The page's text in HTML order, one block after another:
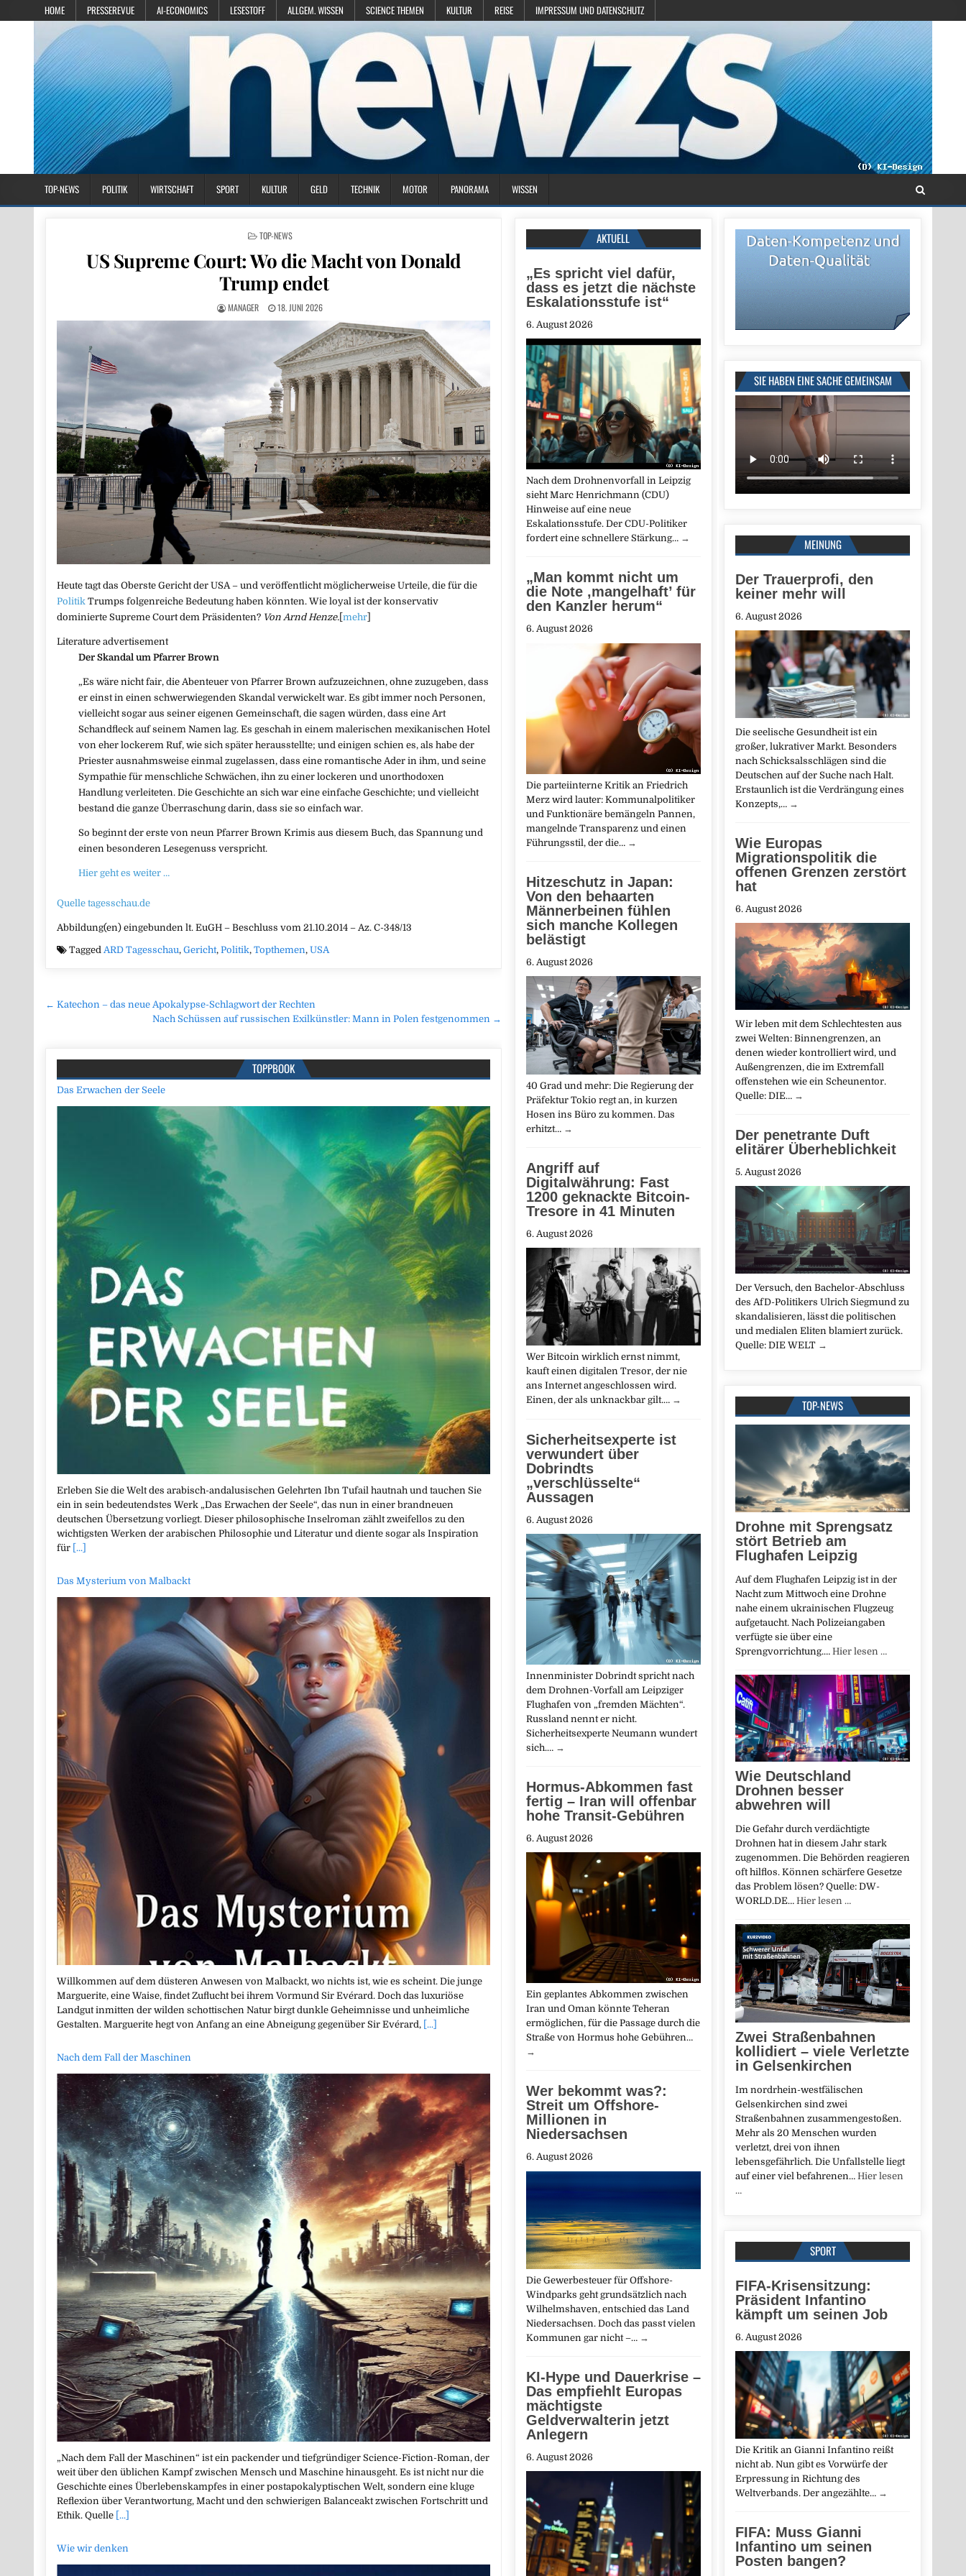
HOME PRESSEREVUE AI-ECONOMICS LESESTOFF ALLGEM. WISSEN SCIENCE THEMEN KULTUR REISE IMPRESSUM UND DATENSCHUTZ
TOP-NEWS POLITIK WIRTSCHAFT SPORT KULTUR GELD TECHNIK MOTOR PANORAMA WISSEN
POSTED IN
TOP-NEWS
US Supreme Court: Wo die Macht von Donald
Trump endet
MANAGER 18. JUNI 2026
Heute tagt das Oberste Gericht der USA – und veröffentlicht möglicherweise Urteile, die für die
Politik Trumps folgenreiche Bedeutung haben könnten. Wie loyal ist der konservativ
dominierte Supreme Court dem Präsidenten? Von Arnd Henze. [mehr
Literature advertisement
Der Skandal um Pfarrer Brown
„Es wäre nicht fair, die Abenteuer von Pfarrer Brown aufzuzeichnen, ohne zuzugeben, dass
er einst in einen schwerwiegenden Skandal verwickelt war. Es gibt immer noch Personen,
vielleicht sogar aus seiner eigenen Gemeinschaft, die sagen würden, dass eine Art
Schandfleck auf seinem Namen lag. Es geschah in einem malerischen mexikanischen Hotel
von eher lockerem Ruf, wie sich später herausstellte; und einigen schien es, als habe der
Priester ausnahmsweise einmal zugelassen, dass eine romantische Ader in ihm, und seine
Sympathie für menschliche Schwächen, ihn zu einer lockeren und unorthodoxen
Handlung verleiteten. Die Geschichte an sich war eine einfache Geschichte; und vielleicht
bestand die ganze Überraschung darin, dass sie so einfach war.
So beginnt der erste von neun Pfarrer Brown Krimis aus diesem Buch, das Spannung und
einen besonderen Lesegenuss verspricht.
Hier geht es weiter …
Quelle tagesschau.de
Abbildung(en) eingebunden lt. EuGH – Beschluss vom 21.10.2014 – Az. C-348/13
TaggedARD Tagesschau,Gericht,Politik,Topthemen,USA
Beitragsnavigation
← Katechon – das neue Apokalypse-Schlagwort der Rechten
Nach Schüssen auf russischen Exilkünstler: Mann in Polen festgenommen →
TOPPBOOK
Das Erwachen der Seele
Erleben Sie die Welt des arabisch-andalusischen Gelehrten Ibn Tufail hautnah und tauchen Sie
ein in sein bedeutendstes Werk „Das Erwachen der Seele“, das nun in einer brandneuen
deutschen Übersetzung vorliegt. Dieser philosophische Inselroman zählt zweifellos zu den
wichtigsten Werken der arabischen Philosophie und Literatur und diente sogar als Inspiration
für [...]
Das Mysterium von Malbackt
Willkommen auf dem düsteren Anwesen von Malbackt, wo nichts ist, wie es scheint. Die junge
Marguerite, eine Waise, findet Zuflucht bei ihrem Vormund Sir Evérard. Doch das luxuriöse
Landgut inmitten der wilden schottischen Natur birgt dunkle Geheimnisse und unheimliche
Gestalten. Marguerite hegt von Anfang an eine Abneigung gegenüber Sir Evérard, [...]
Nach dem Fall der Maschinen
„Nach dem Fall der Maschinen“ ist ein packender und tiefgründiger Science-Fiction-Roman, der
weit über den üblichen Kampf zwischen Mensch und Maschine hinausgeht. Es ist nicht nur die
Geschichte eines Überlebenskampfes in einer postapokalyptischen Welt, sondern eine kluge
Reflexion über Verantwortung, Macht und den schwierigen Balanceakt zwischen Fortschritt und
Ethik. Quelle [...]
Wie wir denken
SIE HABEN EINE SACHE GEMEINSAM
MEINUNG
Der Trauerprofi, den
keiner mehr will
6. August 2026
Die seelische Gesundheit ist ein
großer, lukrativer Markt. Besonders
nach Schicksalsschlägen sind die
Deutschen auf der Suche nach Halt.
Erstaunlich ist die Verdrängung eines
Konzepts,… →
Wie Europas
Migrationspolitik die
offenen Grenzen zerstört
hat
6. August 2026
Wir leben mit dem Schlechtesten aus
zwei Welten: Binnengrenzen, an
denen wieder kontrolliert wird, und
Außengrenzen, die im Extremfall
offenstehen wie ein Scheunentor.
Quelle: DIE… →
Der penetrante Duft
elitärer Überheblichkeit
5. August 2026
Der Versuch, den Bachelor-Abschluss
des AfD-Politikers Ulrich Siegmund zu
skandalisieren, lässt die politischen
und medialen Eliten blamiert zurück.
Quelle: DIE WELT →
TOP-NEWS
Drohne mit Sprengsatz
stört Betrieb am
Flughafen Leipzig
Auf dem Flughafen Leipzig ist in der
Nacht zum Mittwoch eine Drohne
nahe einem ukrainischen Flugzeug
aufgetaucht. Nach Polizeiangaben
verfügte sie über eine
Sprengvorrichtung.… Hier lesen …
Wie Deutschland
Drohnen besser
abwehren will
Die Gefahr durch verdächtigte
Drohnen hat in diesem Jahr stark
zugenommen. Die Behörden reagieren
oft hilflos. Können schärfere Gesetze
das Problem lösen? Quelle: DW-
WORLD.DE… Hier lesen …
Zwei Straßenbahnen
kollidiert – viele Verletzte
in Gelsenkirchen
Im nordrhein-westfälischen
Gelsenkirchen sind zwei
Straßenbahnen zusammengestoßen.
Mehr als 20 Menschen wurden
verletzt, drei von ihnen
lebensgefährlich. Die Unfallstelle liegt
auf einer viel befahrenen… Hier lesen
…
SPORT
FIFA-Krisensitzung:
Präsident Infantino
kämpft um seinen Job
6. August 2026
Die Kritik an Gianni Infantino reißt
nicht ab. Nun gibt es Vorwürfe der
Erpressung in Richtung des
Weltverbands. Der angezählte… →
FIFA: Muss Gianni
Infantino um seinen
Posten bangen?
AKTUELL
„Es spricht viel dafür,
dass es jetzt die nächste
Eskalationsstufe ist“
6. August 2026
Nach dem Drohnenvorfall in Leipzig
sieht Marc Henrichmann (CDU)
Hinweise auf eine neue
Eskalationsstufe. Der CDU-Politiker
fordert eine schnellere Stärkung… →
„Man kommt nicht um
die Note ‚mangelhaft’ für
den Kanzler herum“
6. August 2026
Die parteiinterne Kritik an Friedrich
Merz wird lauter: Kommunalpolitiker
und Funktionäre bemängeln Pannen,
mangelnde Transparenz und einen
Führungsstil, der die… →
Hitzeschutz in Japan:
Von den behaarten
Männerbeinen fühlen
sich manche Kollegen
belästigt
6. August 2026
40 Grad und mehr: Die Regierung der
Präfektur Tokio regt an, in kurzen
Hosen ins Büro zu kommen. Das
erhitzt… →
Angriff auf
Digitalwährung: Fast
1200 geknackte Bitcoin-
Tresore in 41 Minuten
6. August 2026
Wer Bitcoin wirklich ernst nimmt,
kauft einen digitalen Tresor, der nie
ans Internet angeschlossen wird.
Einen, der als unknackbar gilt.… →
Sicherheitsexperte ist
verwundert über
Dobrindts
„verschlüsselte“
Aussagen
6. August 2026
Innenminister Dobrindt spricht nach
dem Drohnen-Vorfall am Leipziger
Flughafen von „fremden Mächten“.
Russland nennt er nicht.
Sicherheitsexperte Neumann wundert
sich.… →
Hormus‑Abkommen fast
fertig – Iran will offenbar
hohe Transit-Gebühren
6. August 2026
Ein geplantes Abkommen zwischen
Iran und Oman könnte Teheran
ermöglichen, für die Passage durch die
Straße von Hormus hohe Gebühren…
→
Wer bekommt was?:
Streit um Offshore-
Millionen in
Niedersachsen
6. August 2026
Die Gewerbesteuer für Offshore-
Windparks geht grundsätzlich nach
Wilhelmshaven, entschied das Land
Niedersachsen. Doch das passt vielen
Kommunen gar nicht –… →
KI-Hype und Dauerkrise –
Das empfiehlt Europas
mächtigste
Geldverwalterin jetzt
Anlegern
6. August 2026